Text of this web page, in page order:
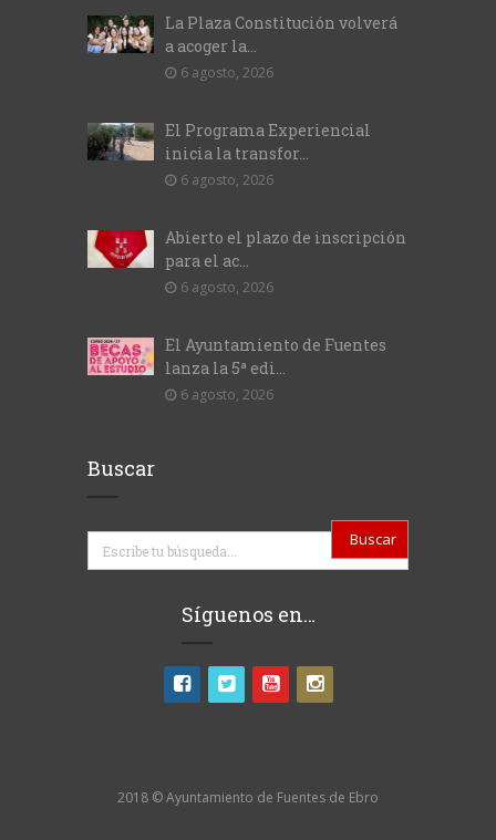
La Plaza Constitución volverá
a acoger la...
6 agosto, 2026
El Programa Experiencial
inicia la transfor...
6 agosto, 2026
Abierto el plazo de inscripción
para el ac...
6 agosto, 2026
El Ayuntamiento de Fuentes
lanza la 5ª edi...
6 agosto, 2026
Buscar
Buscar
Síguenos en…
2018 © Ayuntamiento de Fuentes de Ebro